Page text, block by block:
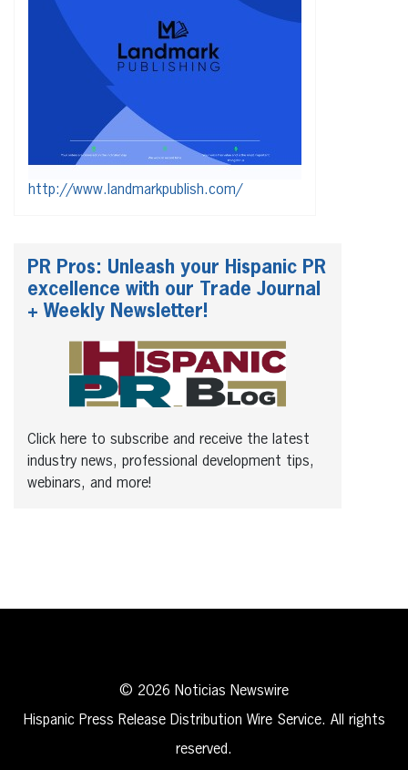
http://www.landmarkpublish.com/
PR Pros: Unleash your Hispanic PR
excellence with our Trade Journal
+ Weekly Newsletter!
Click here to subscribe and receive the latest
industry news, professional development tips,
webinars, and more!
© 2026 Noticias Newswire
Hispanic Press Release Distribution Wire Service. All rights
reserved.